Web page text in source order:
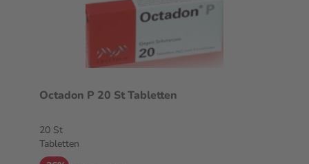
Octadon P 20 St Tabletten
20 St
Tabletten